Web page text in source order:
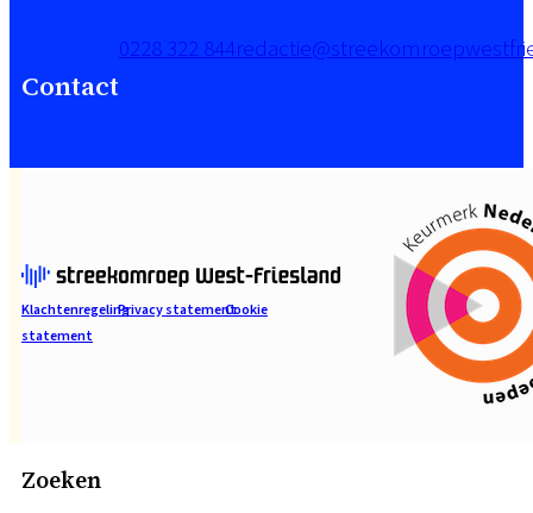
Contact
0228 322 844
KlachtenregelingPrivacy statementCookie
statement
Zoeken